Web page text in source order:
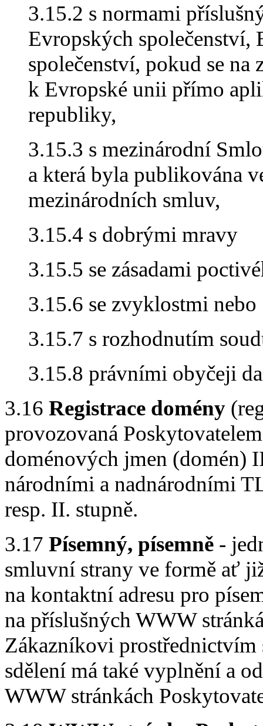
3.15.2 s normami
Evropských společenství,
společenství, pokud se
k Evropské unii přímo
republiky,
3.15.3 s mezinárodní
a která byla publikována
mezinárodních smluv,
3.15.4 s dobrými mravy
3.15.5 se zásadami
3.15.6 se zvyklostmi nebo
3.15.7 s rozhodnutím
3.15.8 právními obyčeji
3.16 Registrace domény
provozovaná
doménových jmen (domén)
národními a nadnárodními
resp. II. stupně.
3.17 Písemný, písemně -
smluvní strany ve formě ať
na kontaktní adresu pro
na příslušných WWW
Zákazníkovi prostřednictvím
sdělení má také vyplnění a
WWW stránkách